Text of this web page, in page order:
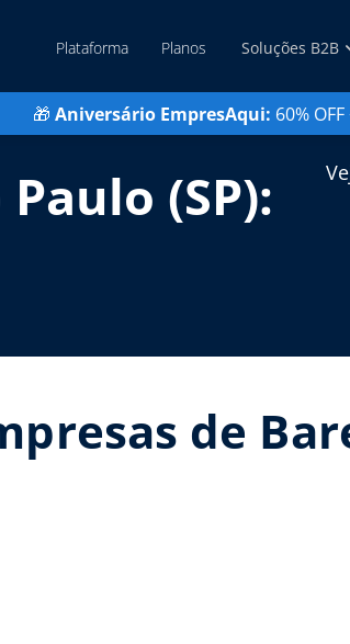
Plataforma Planos Soluções B2B
🎁 Aniversário EmpresAqui: 60%
(SP):
de